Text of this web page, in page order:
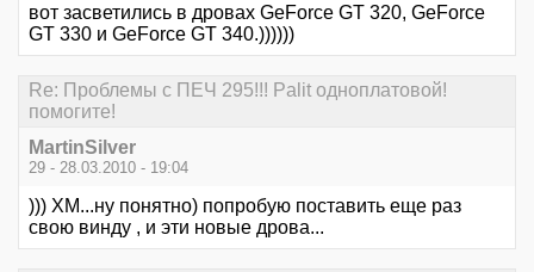
вот засветились в дровах GeForce GT 320, GeForce
GT 330 и GeForce GT 340.))))))
Re: Проблемы с ПЕЧ 295!!! Palit одноплатовой!
помогите!
MartinSilver
29 - 28.03.2010 - 19:04
))) ХМ...ну понятно) попробую поставить еще раз
свою винду , и эти новые дрова...